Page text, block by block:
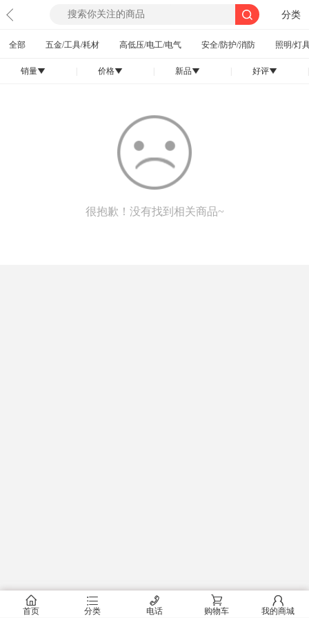
分类
全部 五金/工具/耗材 高低压/电工/电气 安全/防护/消防 照明/灯
销量󰄢 价格󰄢 新品󰄢 好评󰄢
很抱歉！没有找到相关商品~
󰂠
首页
󰂦
分类
󰄫
电话
󰂟
购物车
󰂢
我的商城